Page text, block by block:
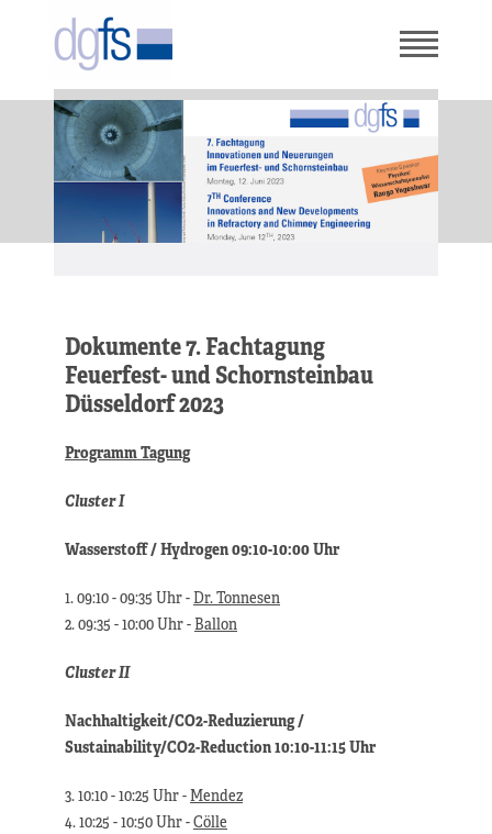
Dokumente 7. Fachtagung
Feuerfest- und Schornsteinbau
Düsseldorf 2023
Programm Tagung
Cluster I
Wasserstoff / Hydrogen 09:10-10:00 Uhr
1. 09:10 - 09:35 Uhr -Dr. Tonnesen
2. 09:35 - 10:00 Uhr -Ballon
Cluster II
Nachhaltigkeit/CO2-Reduzierung /
Sustainability/CO2-Reduction 10:10-11:15 Uhr
3. 10:10 - 10:25 Uhr -Mendez
4. 10:25 - 10:50 Uhr -Cölle